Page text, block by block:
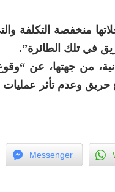
منخفصة التكلفة والتي
في تلك الطائرة”.
من جهتها، عن
حريق وعدم تأثر
Messenger